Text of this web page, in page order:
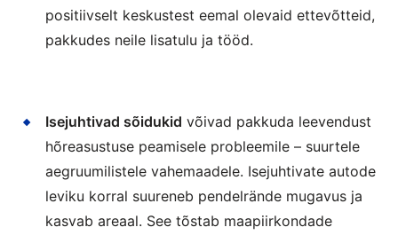
positiivselt keskustest eemal olevaid ettevõtteid,
pakkudes neile lisatulu ja tööd.
Isejuhtivad sõidukid võivad pakkuda leevendust
hõreasustuse peamisele probleemile – suurtele
aegruumilistele vahemaadele. Isejuhtivate autode
leviku korral suureneb pendelrände mugavus ja
kasvab areaal. See tõstab maapiirkondade